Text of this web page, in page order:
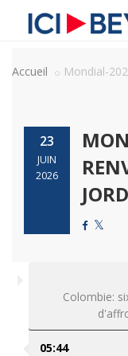
Accueil Mondial-
23
JUIN
2026
Colombie:
05:44